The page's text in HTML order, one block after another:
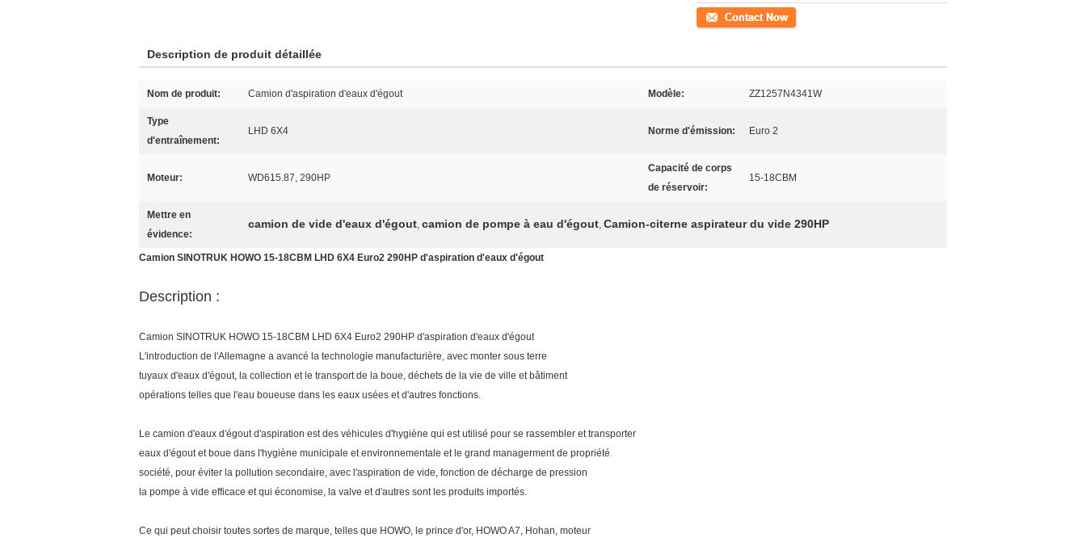
Contact
Description de produit détaillée
Nom de produit: Camion d'aspiration d'eaux d'égout Modèle: ZZ1257N4341W
Type
d'entraînement:
LHD 6X4 Norme d'émission: Euro 2
Moteur: WD615.87, 290HP
Capacité de corps
de réservoir:
15-18CBM
Mettre en
évidence:
camion de vide d'eaux d'égout, camion de pompe à eau d'égout, Camion-citerne aspirateur du vide 290HP
Camion SINOTRUK HOWO 15-18CBM LHD 6X4 Euro2 290HP d'aspiration d'eaux d'égout
Description :
Camion SINOTRUK HOWO 15-18CBM LHD 6X4 Euro2 290HP d'aspiration d'eaux d'égout
L'introduction de l'Allemagne a avancé la technologie manufacturière, avec monter sous terre
tuyaux d'eaux d'égout, la collection et le transport de la boue, déchets de la vie de ville et bâtiment
opérations telles que l'eau boueuse dans les eaux usées et d'autres fonctions.
Le camion d'eaux d'égout d'aspiration est des véhicules d'hygiène qui est utilisé pour se rassembler et transporter
eaux d'égout et boue dans l'hygiène municipale et environnementale et le grand managerment de propriété
société, pour éviter la pollution secondaire, avec l'aspiration de vide, fonction de décharge de pression
la pompe à vide efficace et qui économise, la valve et d'autres sont les produits importés.
Ce qui peut choisir toutes sortes de marque, telles que HOWO, le prince d'or, HOWO A7, Hohan, moteur